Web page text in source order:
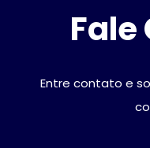
Fale
Entre contato e